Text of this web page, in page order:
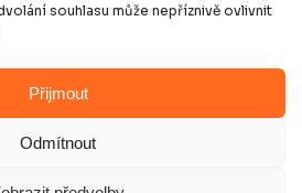
souhlasu může nepříznivě ovlivnit
Přijmout
Odmítnout